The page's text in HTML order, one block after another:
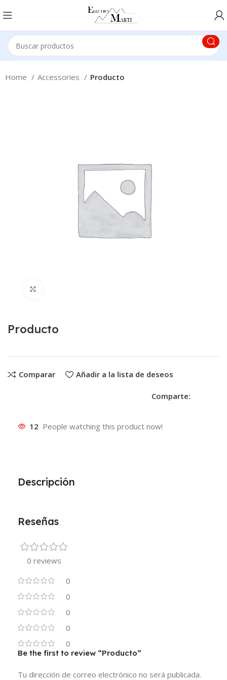
Home Accessories Producto
Producto
Comparar Añadir a la lista de deseos
Comparte:
12 People watching this product now!
Descripción
Reseñas
0 reviews
0
0
0
0
0
Be the first to review “Producto”
Tu dirección de correo electrónico no será publicada.